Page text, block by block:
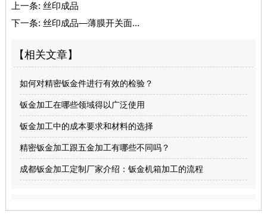
上一条: 丝印成品
下一条: 丝印成品—薄膜开关面...
【相关文章】
如何对精密钣金件进行有效的检验？
钣金加工在哪些领域得以广泛使用
钣金加工中的成本要求和材料的选择
精密钣金加工跟五金加工有哪些不同吗？
成都钣金加工定制厂家介绍：钣金机箱加工的流程